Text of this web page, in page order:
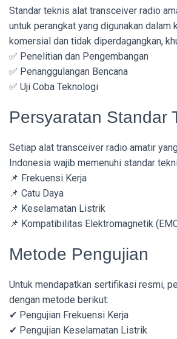
Standar teknis alat transceiver radio
untuk perangkat yang digunakan dalam
komersial dan tidak diperdagangkan,
✅ Penelitian dan Pengembangan
✅ Penanggulangan Bencana
✅ Uji Coba Teknologi
Persyaratan Standar
Setiap alat transceiver radio amatir
Indonesia wajib memenuhi standar
📌 Frekuensi Kerja
📌 Catu Daya
📌 Keselamatan Listrik
📌 Kompatibilitas Elektromagnetik
Metode Pengujian
Untuk mendapatkan sertifikasi resmi,
dengan metode berikut:
✔ Pengujian Frekuensi Kerja
✔ Pengujian Keselamatan Listrik